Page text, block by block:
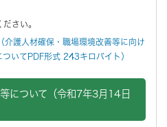
さい。
護人材確保・職場環境改善等に向け
いてPDF形式 243キロバイト）
について（令和7年3月14日